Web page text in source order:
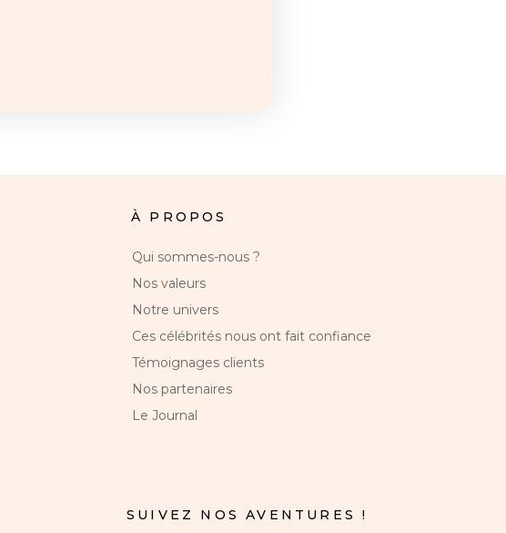
À PROPOS
Qui sommes-nous ?
Nos valeurs
Notre univers
Ces célébrités nous ont fait confiance
Témoignages clients
Nos partenaires
Le Journal
SUIVEZ NOS AVENTURES !